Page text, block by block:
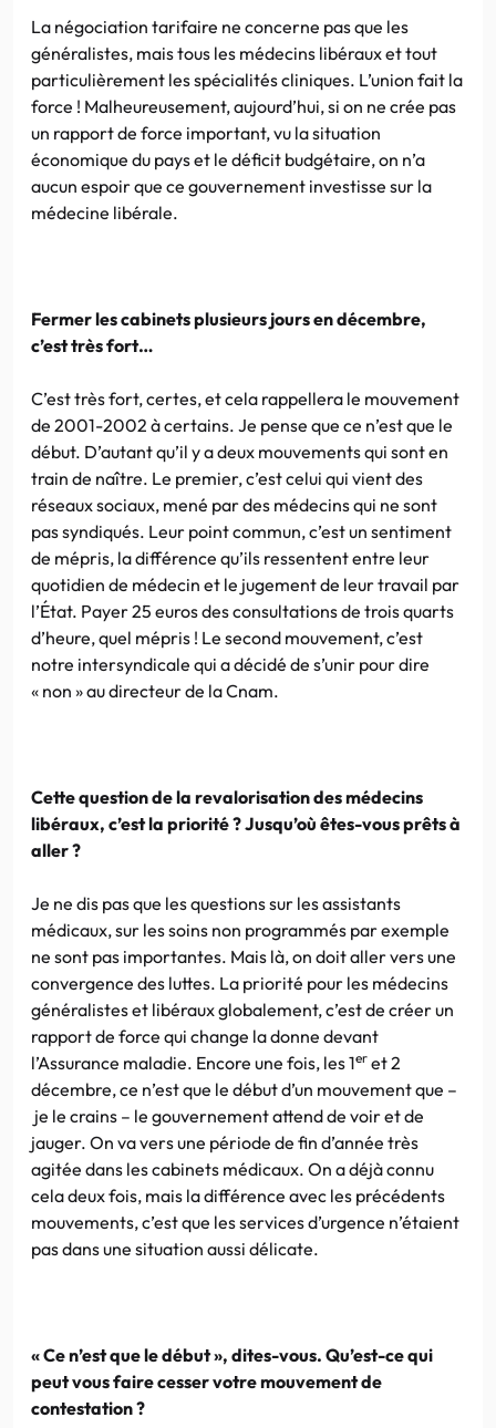
La négociation tarifaire ne concerne pas que les
généralistes, mais tous les médecins libéraux et tout
particulièrement les spécialités cliniques. L’union fait la
force ! Malheureusement, aujourd’hui, si on ne crée pas
un rapport de force important, vu la situation
économique du pays et le déficit budgétaire, on n’a
aucun espoir que ce gouvernement investisse sur la
médecine libérale.
Fermer les cabinets plusieurs jours en décembre,
c’est très fort…
C’est très fort, certes, et cela rappellera le mouvement
de 2001-2002 à certains. Je pense que ce n’est que le
début. D’autant qu’il y a deux mouvements qui sont en
train de naître. Le premier, c’est celui qui vient des
réseaux sociaux, mené par des médecins qui ne sont
pas syndiqués. Leur point commun, c’est un sentiment
de mépris, la différence qu’ils ressentent entre leur
quotidien de médecin et le jugement de leur travail par
l’État. Payer 25 euros des consultations de trois quarts
d’heure, quel mépris ! Le second mouvement, c’est
notre intersyndicale qui a décidé de s’unir pour dire
« non » au directeur de la Cnam.
Cette question de la revalorisation des médecins
libéraux, c’est la priorité ? Jusqu’où êtes-vous prêts à
aller ?
Je ne dis pas que les questions sur les assistants
médicaux, sur les soins non programmés par exemple
ne sont pas importantes. Mais là, on doit aller vers une
convergence des luttes. La priorité pour les médecins
généralistes et libéraux globalement, c’est de créer un
rapport de force qui change la donne devant
l’Assurance maladie. Encore une fois, les 1er et 2
décembre, ce n’est que le début d’un mouvement que –
je le crains – le gouvernement attend de voir et de
jauger. On va vers une période de fin d’année très
agitée dans les cabinets médicaux. On a déjà connu
cela deux fois, mais la différence avec les précédents
mouvements, c’est que les services d’urgence n’étaient
pas dans une situation aussi délicate.
« Ce n’est que le début », dites-vous. Qu’est-ce qui
peut vous faire cesser votre mouvement de
contestation ?